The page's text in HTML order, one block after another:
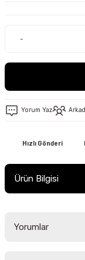
-
Yorum Yaz
Hızlı Gönderi
Ürün Bilgisi
Yorumlar